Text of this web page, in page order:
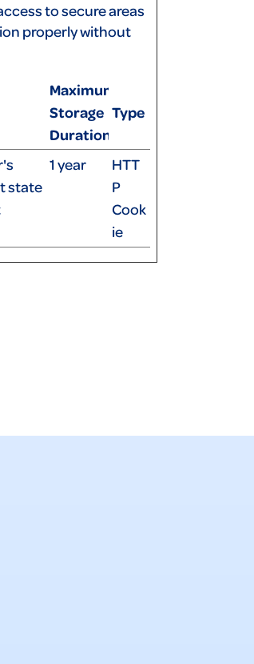
to secure areas
properly without
Maximum
Storage
Duration
Type
state
1 year
HTT
P
Cook
ie